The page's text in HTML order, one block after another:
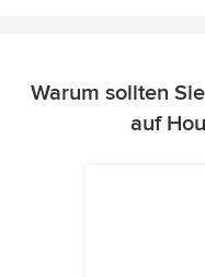
Warum sollten
auf